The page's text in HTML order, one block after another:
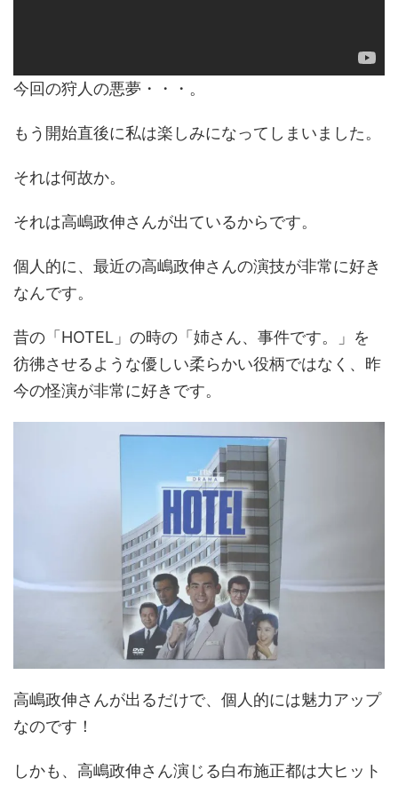
今回の狩人の悪夢・・・。
もう開始直後に私は楽しみになってしまいました。
それは何故か。
それは高嶋政伸さんが出ているからです。
個人的に、最近の高嶋政伸さんの演技が非常に好き
なんです。
昔の「HOTEL」の時の「姉さん、事件です。」を
彷彿させるような優しい柔らかい役柄ではなく、昨
今の怪演が非常に好きです。
高嶋政伸さんが出るだけで、個人的には魅力アップ
なのです！
しかも、高嶋政伸さん演じる白布施正都は大ヒット